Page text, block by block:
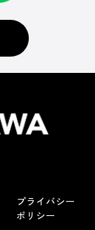
プライバシー
ポリシー